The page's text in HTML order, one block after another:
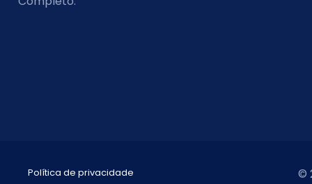
Política de privacidade
©